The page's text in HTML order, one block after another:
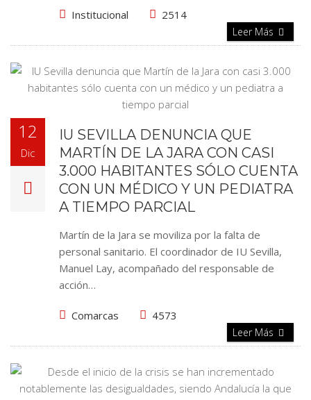
Institucional 2514
Leer Más
12
Dic
IU SEVILLA DENUNCIA QUE
MARTÍN DE LA JARA CON CASI
3.000 HABITANTES SÓLO CUENTA
CON UN MÉDICO Y UN PEDIATRA
A TIEMPO PARCIAL
Martín de la Jara se moviliza por la falta de
personal sanitario. El coordinador de IU Sevilla,
Manuel Lay, acompañado del responsable de
acción…
Comarcas 4573
Leer Más